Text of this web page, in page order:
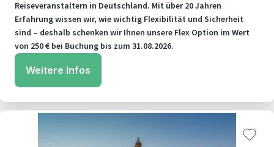
Reiseveranstaltern in Deutschland. Mit über 20 Jahren
Erfahrung wissen wir, wie wichtig Flexibilität und Sicherheit
sind – deshalb schenken wir Ihnen unsere Flex Option im Wert
von 250 € bei Buchung bis zum 31.08.2026.
Weitere Infos